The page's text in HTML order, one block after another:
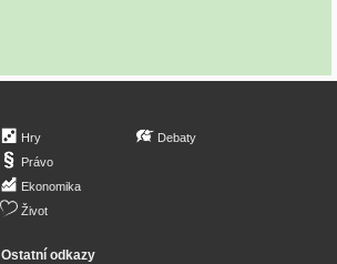
Hry
Právo
Ekonomika
Život
Debaty
Ostatní odkazy